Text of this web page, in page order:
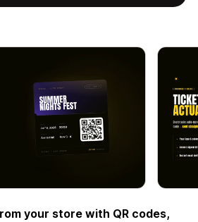
your store with QR codes,